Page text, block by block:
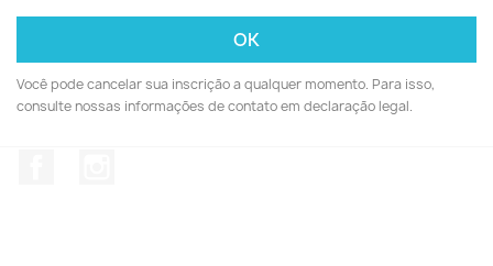
Você pode cancelar sua inscrição a qualquer momento. Para isso,
consulte nossas informações de contato em declaração legal.